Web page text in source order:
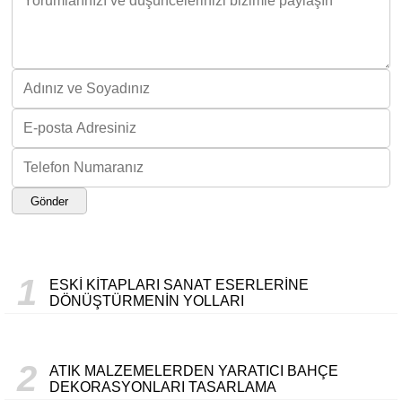
Gönder
1
ESKI KITAPLARI SANAT ESERLERINE
DÖNÜŞTÜRMENIN YOLLARI
2
ATIK MALZEMELERDEN YARATICI BAHÇE
DEKORASYONLARI TASARLAMA